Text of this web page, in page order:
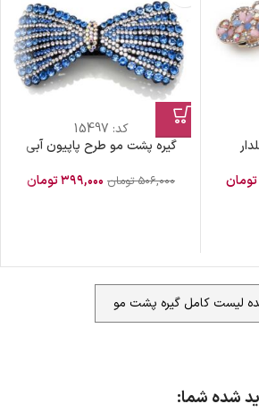
تومان
کد: 15497
گیره پشت مو طرح پاپیون آبی
۵۰۶,۰۰۰ تومان ۳۹۹,۰۰۰تومان
لیست کامل گیره پشت مو
شده شما: